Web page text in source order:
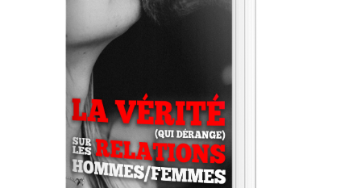
Blog pour hommes
Blog pour femmes
Coaching
Coaching hommes